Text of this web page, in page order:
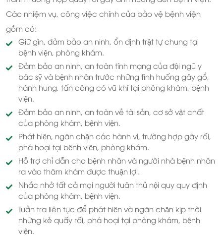
Các nhiệm vụ, công việc chính của bảo vệ bệnh viện
gồm có:
Giữ gìn, đảm bảo an ninh, ổn định trật tự chung tại
bệnh viện, phòng khám.
Đảm bảo an ninh, an toàn tính mạng của đội ngũ y
bác sỹ và bệnh nhân trước những tình huống gây gổ,
hành hung, tấn công có vũ khí tại phòng khám, bệnh
viện.
Đảm bảo an ninh, an toàn về tài sản, cơ sở vật chất
của phòng khám, bệnh viện.
Phát hiện, ngăn chặn các hành vi, trường hợp gây rối,
phá hoại tại bệnh viện, phòng khám.
Hỗ trợ chỉ dẫn cho bệnh nhân và người nhà bệnh nhân
ra vào thăm khám được thuận lợi.
Nhắc nhở tất cả mọi người tuân thủ nội quy quy định
của phòng khám, bệnh viện.
Tuần tra liên tục để phát hiện và ngăn chặn kịp thời
những kẻ quấy rối, phá hoại tại phòng khám, bệnh
viện.